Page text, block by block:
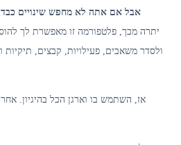
אבל אם אתה לא מחפש שינויים
ולסדר משאבים, פעילויות, קבצים, תיקיות
אז, השתמש בו וארגן הכל בהיגיון.